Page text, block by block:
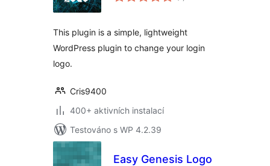
This plugin is a simple, lightweight
WordPress plugin to change your login
logo.
Cris9400
400+ aktivních instalací
Testováno s WP 4.2.39
Easy Genesis Logo